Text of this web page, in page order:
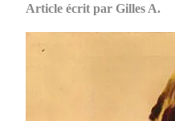
Article écrit par Gilles A.